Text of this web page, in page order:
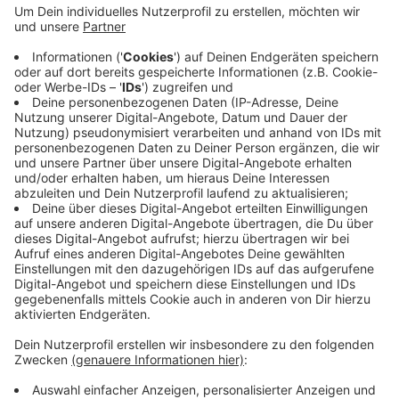
Anzeige
Auf der Straße sind heute Morgen ein Auto und ein
Lastwagen zusammengestoßen. Ein Trümmerfeld
zieht sich über 200 Meter. Der Autofahrer war von der
Unfallstelle geflüchtet und ins Krankenhaus gegangen.
Nach einem ersten Überblick ist er leicht verletzt. Die
Polizei nimmt den Unfall gerade auf und sichert
Spuren. Hintergründe sind noch völlig unklar.
Anzeige